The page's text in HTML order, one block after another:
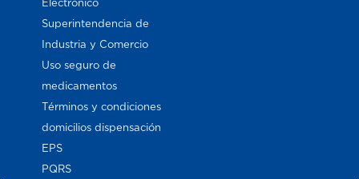
Electrónico
Superintendencia de
Industria y Comercio
Uso seguro de
medicamentos
Términos y condiciones
domicilios dispensación
EPS
PQRS